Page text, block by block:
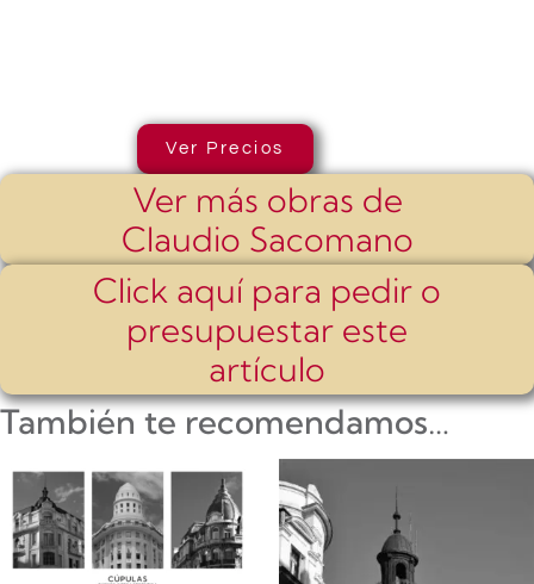
Ver Precios
Ver más obras de
Claudio Sacomano
Click aquí para pedir o
presupuestar este
artículo
También te recomendamos…